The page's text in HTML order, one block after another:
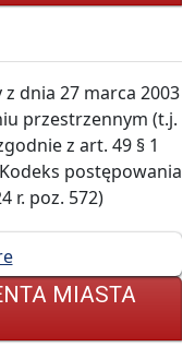
dnia 27 marca 2003
przestrzennym (t.j.
z art. 49 § 1
postępowania
r. poz. 572)
MIASTA